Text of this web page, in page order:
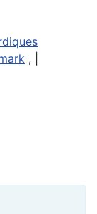
, |